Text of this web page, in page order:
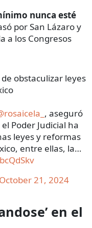
nunca esté
por San Lázaro y
a los Congresos
obstaculizar leyes
, aseguró
Poder Judicial ha
leyes y reformas
entre ellas, la…
October 21, 2024
en el